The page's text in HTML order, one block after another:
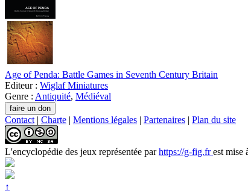
Age of Penda: Battle Games in Seventh Century Britain
Editeur : Wiglaf Miniatures
Genre : Antiquité, Médiéval
Contact | Charte | Mentions légales | Partenaires | Plan du site
L'encyclopédie des jeux représentée parhttps://g-fig.frest mise
↑